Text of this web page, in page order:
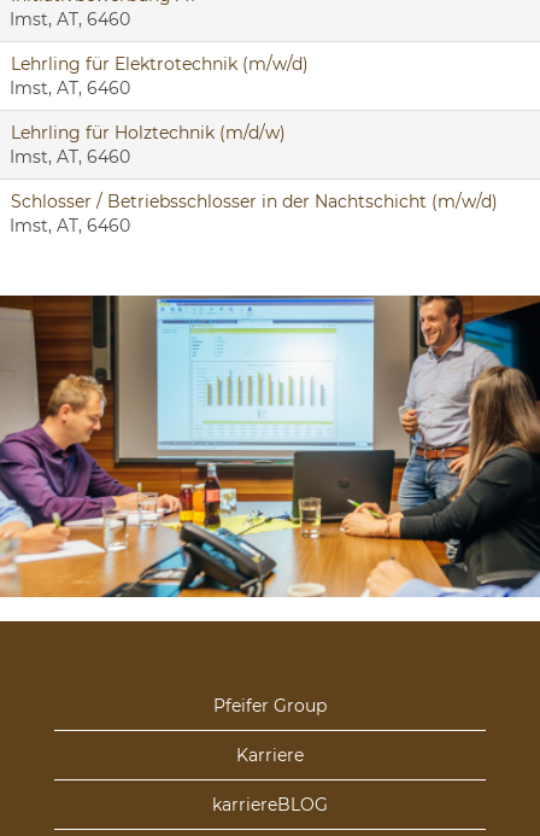
Imst, AT, 6460
Lehrling für Elektrotechnik (m/w/d)
Imst, AT, 6460
Lehrling für Holztechnik (m/d/w)
Imst, AT, 6460
Schlosser / Betriebsschlosser in der Nachtschicht (m/w/d)
Imst, AT, 6460
Pfeifer Group
Karriere
karriereBLOG